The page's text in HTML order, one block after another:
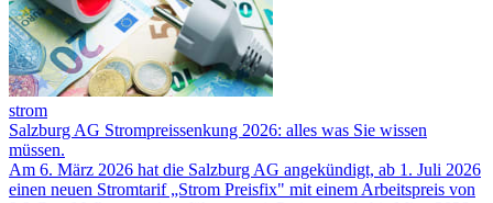
strom
Salzburg AG Strompreissenkung 2026: alles was Sie wissen
müssen.
Am 6. März 2026 hat die Salzburg AG angekündigt, ab 1. Juli 2026
einen neuen Stromtarif „Strom Preisfix" mit einem Arbeitspreis von